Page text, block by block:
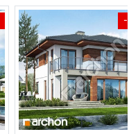
-
Вилла Элиза 3